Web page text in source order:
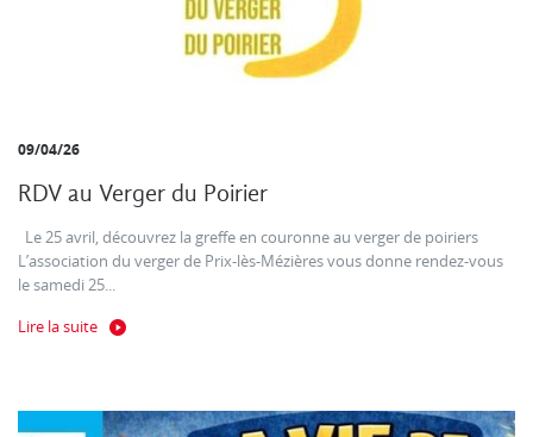
09/04/26
RDV au Verger du Poirier
Le 25 avril, découvrez la greffe en couronne au verger de poiriers
L’association du verger de Prix-lès-Mézières vous donne rendez-vous
le samedi 25...
Lire la suite